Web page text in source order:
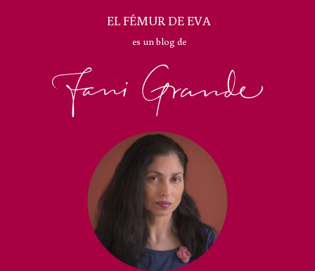
EL FÉMUR DE EVA
es un blog de